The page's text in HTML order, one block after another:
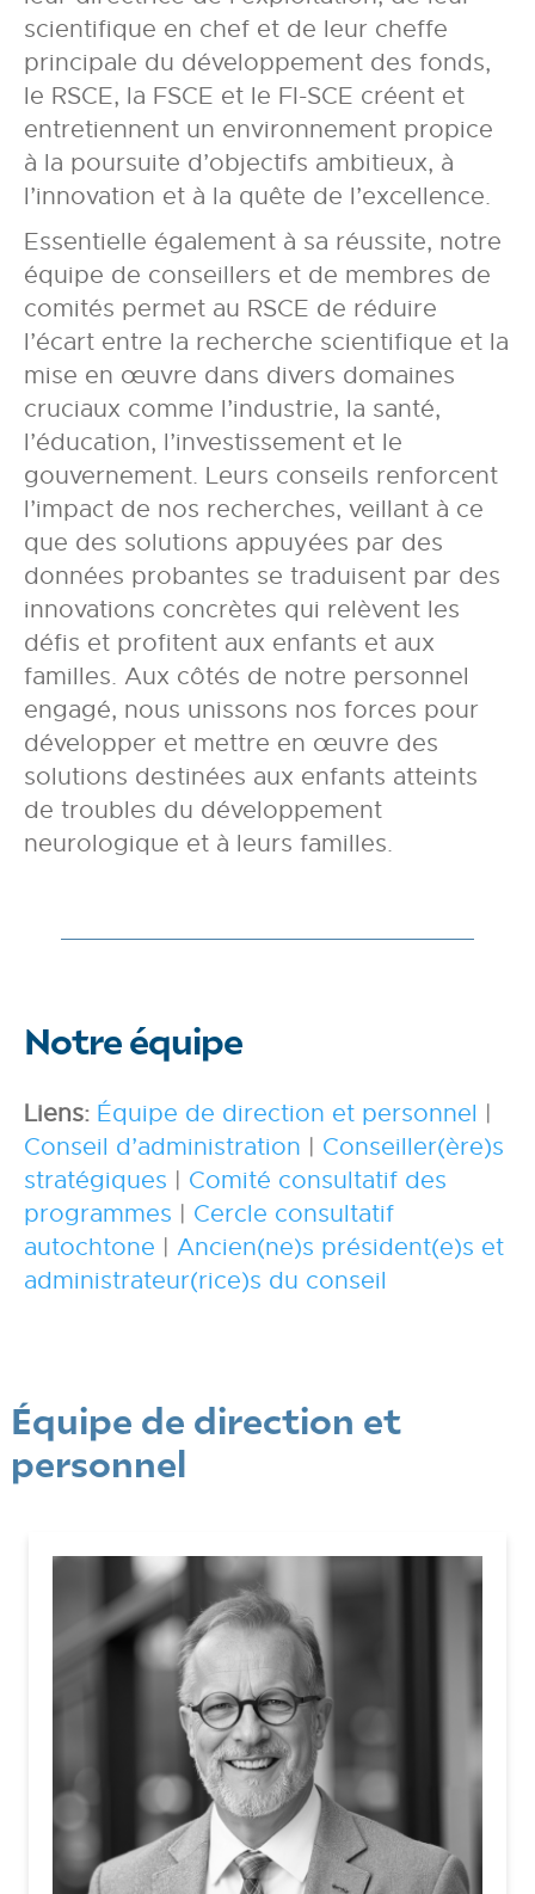
scientifique en chef et de leur cheffe
principale du développement des fonds,
le RSCE, la FSCE et le FI-SCE créent et
entretiennent un environnement propice
à la poursuite d’objectifs ambitieux, à
l’innovation et à la quête de l’excellence.
Essentielle également à sa réussite, notre
équipe de conseillers et de membres de
comités permet au RSCE de réduire
l’écart entre la recherche scientifique et la
mise en œuvre dans divers domaines
cruciaux comme l’industrie, la santé,
l’éducation, l’investissement et le
gouvernement. Leurs conseils renforcent
l’impact de nos recherches, veillant à ce
que des solutions appuyées par des
données probantes se traduisent par des
innovations concrètes qui relèvent les
défis et profitent aux enfants et aux
familles. Aux côtés de notre personnel
engagé, nous unissons nos forces pour
développer et mettre en œuvre des
solutions destinées aux enfants atteints
de troubles du développement
neurologique et à leurs familles.
Notre équipe
Liens: Équipe de direction et personnel |
Conseil d’administration | Conseiller(ère)s
stratégiques | Comité consultatif des
programmes | Cercle consultatif
autochtone | Ancien(ne)s président(e)s et
administrateur(rice)s du conseil
Équipe de direction et
personnel